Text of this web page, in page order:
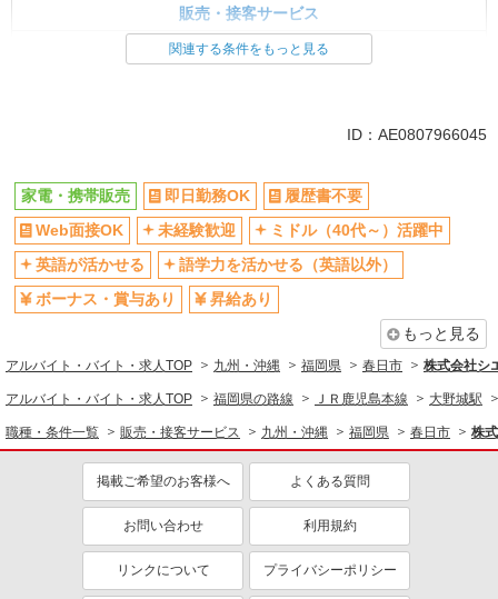
販売・接客サービス
日払い
車通勤OK
交通費支給
社会保険あり
社員登用あり
関連する条件をもっと見る
ID：AE0807966045
家電・携帯販売 即日勤務OK
履歴書不要
Web面接OK
未経験歓迎
ミドル（40代～）活躍中
英語が活かせる
語学力を活かせる（英語以外）
ボーナス・賞与あり
昇給あり
もっと見る
アルバイト・バイト・求人TOP 九州・沖縄 福岡県 春日市 株式会社シ
アルバイト・バイト・求人TOP 福岡県の路線 ＪＲ鹿児島本線 大野城駅
職種・条件一覧 販売・接客サービス 九州・沖縄 福岡県 春日市 株
掲載ご希望のお客様へ よくある質問
お問い合わせ 利用規約
リンクについて プライバシーポリシー